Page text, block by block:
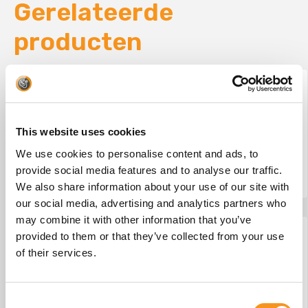
This website uses cookies
We use cookies to personalise content and ads, to
provide social media features and to analyse our traffic.
We also share information about your use of our site with
our social media, advertising and analytics partners who
may combine it with other information that you’ve
provided to them or that they’ve collected from your use
of their services.
Gerelateerde
producten
€875,00
BESTEL NU!